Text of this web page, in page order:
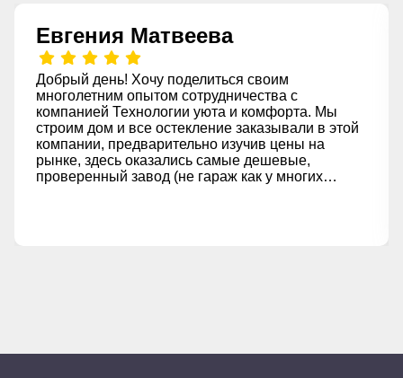
Евгения Матвеева
Добрый день! Хочу поделиться своим
многолетним опытом сотрудничества с
компанией Технологии уюта и комфорта. Мы
строим дом и все остекление заказывали в этой
компании, предварительно изучив цены на
рынке, здесь оказались самые дешевые,
проверенный завод (не гараж как у многих
Именно поэтому рекомендую эту компанию всем